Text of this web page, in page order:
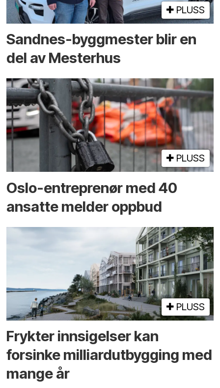
PLUSS
Sandnes-byggmester blir en
del av Mesterhus
PLUSS
Oslo-entreprenør med 40
ansatte melder oppbud
PLUSS
Frykter innsigelser kan
forsinke milliard­utbygging med
mange år